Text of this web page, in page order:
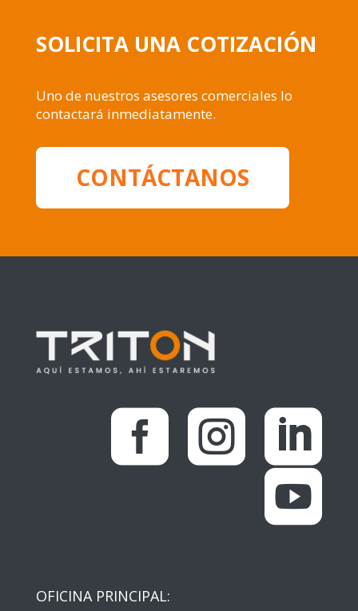
SOLICITA UNA COTIZACIÓN
Uno de nuestros asesores comerciales lo
contactará inmediatamente.
CONTÁCTANOS
  

OFICINA PRINCIPAL: